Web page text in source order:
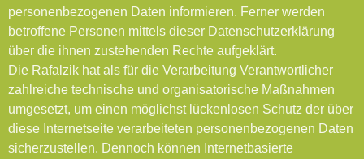
personenbezogenen Daten informieren. Ferner werden
betroffene Personen mittels dieser Datenschutzerklärung
über die ihnen zustehenden Rechte aufgeklärt.
Die Rafalzik hat als für die Verarbeitung Verantwortlicher
zahlreiche technische und organisatorische Maßnahmen
umgesetzt, um einen möglichst lückenlosen Schutz der über
diese Internetseite verarbeiteten personenbezogenen Daten
sicherzustellen. Dennoch können Internetbasierte